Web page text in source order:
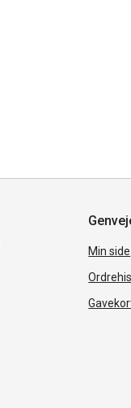
Min side